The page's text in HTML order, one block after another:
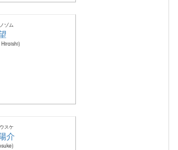
ゾム
Hiroishi
スケ
介